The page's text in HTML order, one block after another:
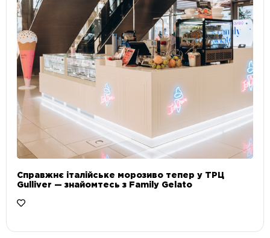
Справжнє італійське морозиво тепер у ТРЦ
Gulliver — знайомтесь з Family Gelato